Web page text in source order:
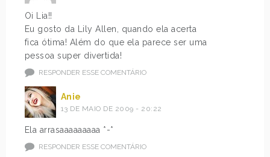
Oi Lia!!
Eu gosto da Lily Allen, quando ela acerta
fica ótima! Além do que ela parece ser uma
pessoa super divertida!
RESPONDER ESSE COMENTÁRIO
Anie
13 DE MAIO DE 2009 - 20:22
Ela arrasaaaaaaaaa *-*
RESPONDER ESSE COMENTÁRIO